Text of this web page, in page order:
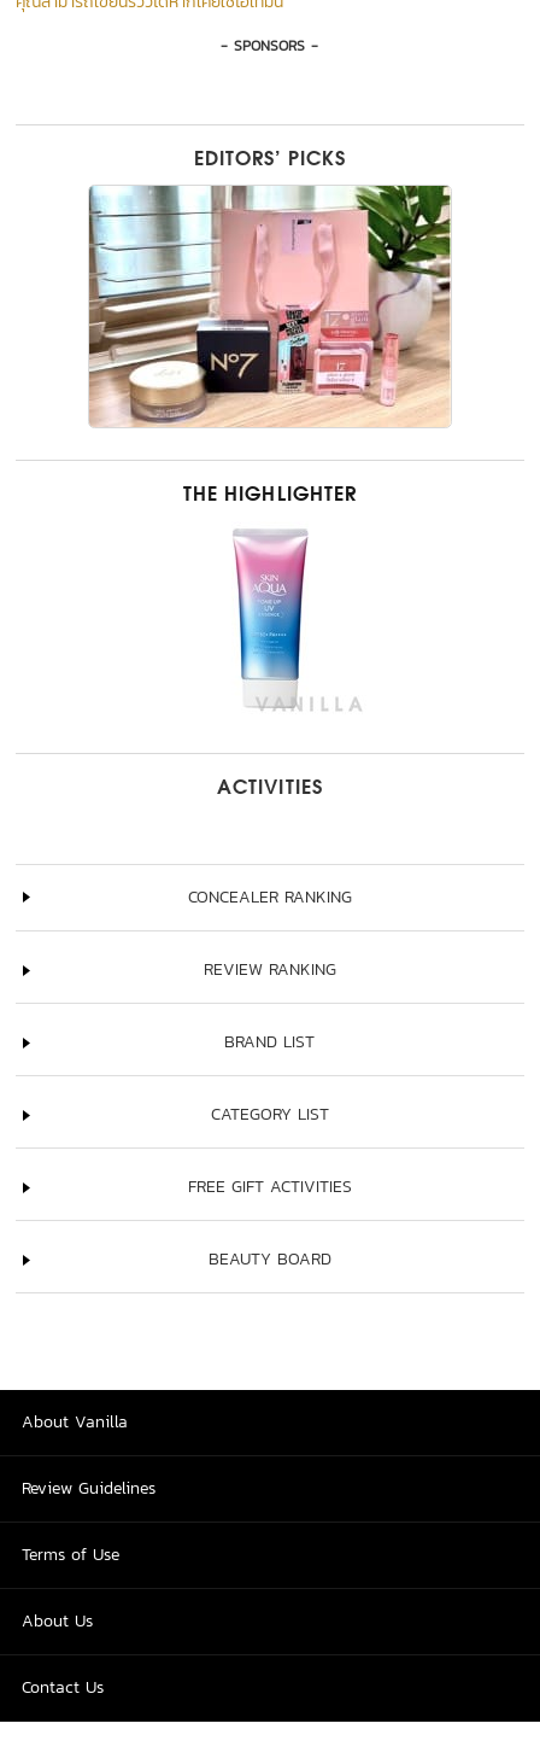
- SPONSORS -
EDITORS’ PICKS
THE HIGHLIGHTER
ACTIVITIES
CONCEALER RANKING
REVIEW RANKING
BRAND LIST
CATEGORY LIST
FREE GIFT ACTIVITIES
BEAUTY BOARD
About Vanilla
Review Guidelines
Terms of Use
About Us
Contact Us